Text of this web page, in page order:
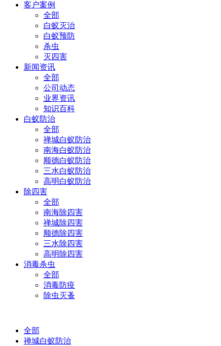
客户案例
全部
白蚁灭治
白蚁预防
杀虫
灭四害
新闻资讯
全部
公司动态
业界资讯
知识百科
白蚁防治
全部
禅城白蚁防治
南海白蚁防治
顺德白蚁防治
三水白蚁防治
高明白蚁防治
除四害
全部
南海除四害
禅城除四害
顺德除四害
三水除四害
高明除四害
消毒杀虫
全部
消毒防疫
除虫灭蚤
全部
禅城白蚁防治